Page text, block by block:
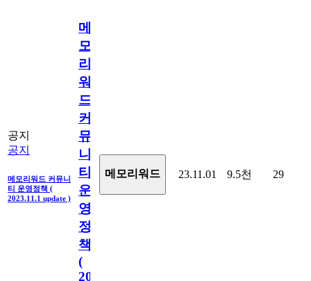
공지
공지
메모리워드 커뮤니
티 운영정책 (
2023.11.1 update )
메
모
리
워
드
커
뮤
니
티
운
영
정
책
(
2023.11.1
메모리워드 23.11.01 9.5천 29